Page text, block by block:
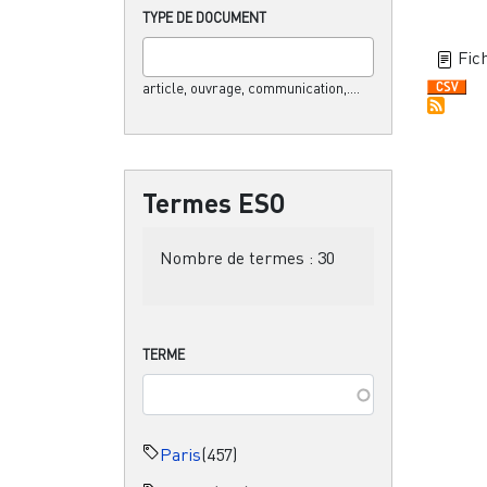
TYPE DE DOCUMENT
article, ouvrage, communication,....
Termes ESO
Nombre de termes : 30
TERME
Paris(457)